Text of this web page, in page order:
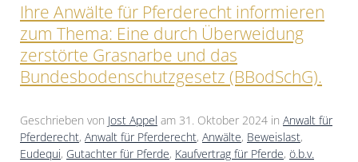
Ihre Anwälte für Pferderecht informieren
zum Thema: Eine durch Überweidung
zerstörte Grasnarbe und das
Bundesbodenschutzgesetz (BBodSchG).
Geschrieben von Jost Appel am 31. Oktober 2024 in Anwalt für
Pferderecht, Anwalt für Pferderecht, Anwälte, Beweislast,
Eudequi, Gutachter für Pferde, Kaufvertrag für Pferde, ö.b.v.